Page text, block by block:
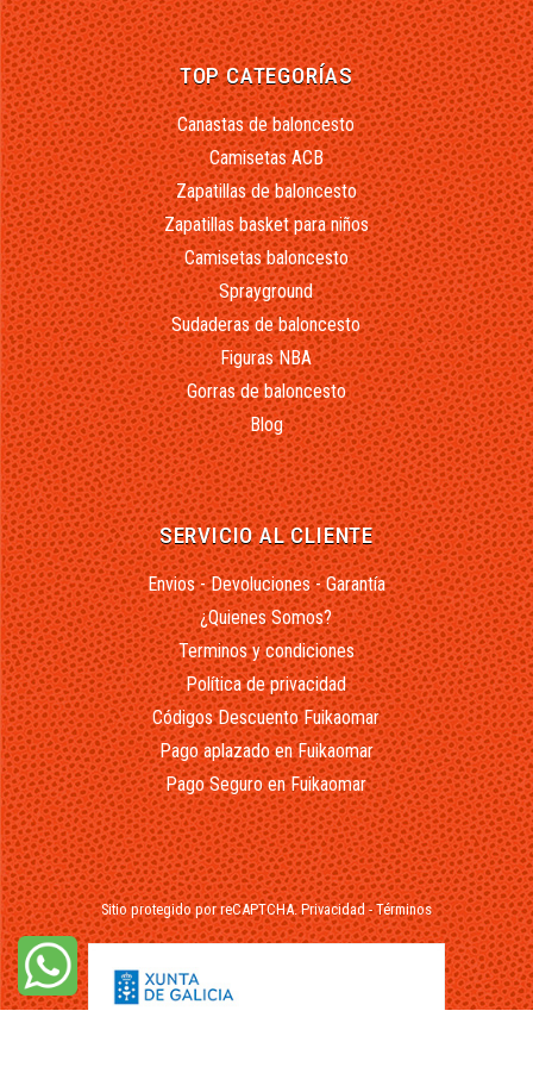
TOP CATEGORÍAS
Canastas de baloncesto
Camisetas ACB
Zapatillas de baloncesto
Zapatillas basket para niños
Camisetas baloncesto
Sprayground
Sudaderas de baloncesto
Figuras NBA
Gorras de baloncesto
Blog
SERVICIO AL CLIENTE
Envios - Devoluciones - Garantía
¿Quienes Somos?
Terminos y condiciones
Política de privacidad
Códigos Descuento Fuikaomar
Pago aplazado en Fuikaomar
Pago Seguro en Fuikaomar
Sitio protegido por reCAPTCHA.Privacidad-Términos